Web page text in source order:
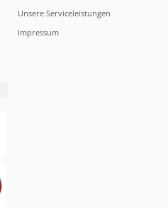
Unsere Serviceleistungen
Impressum